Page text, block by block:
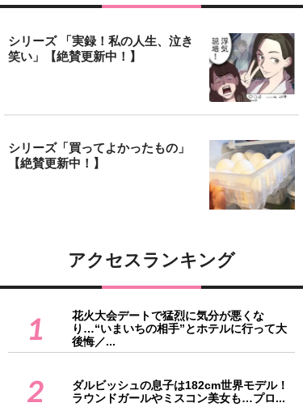
シリーズ 「実録！私の人生、泣き
笑い」【絶賛更新中！】
シリーズ「買ってよかったもの」
【絶賛更新中！】
アクセスランキング
1
花火大会デートで猛烈に気分が悪くな
り…“いまいちの相手”とホテルに行って大
後悔／...
2
ダルビッシュの息子は182cm世界モデル！
ラウンドガールやミスコン美女も…プロ...